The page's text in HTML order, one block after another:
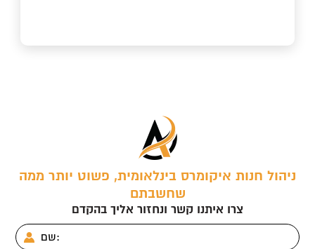
ניהול חנות איקומרס בינלאומית, פשוט יותר ממה
שחשבתם
צרו איתנו קשר ונחזור אליך בהקדם